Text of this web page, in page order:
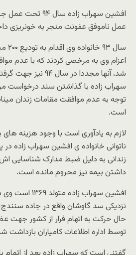
افشین سهراب زاده
عمل ناموفق عفونت منجر به خونریزی
اعزام وی به مرخصی کردند که با عدم
شد، آنها مجددا در
سهراب زاده با گذاشتن سند درخواست
توجه به عدم موافقت مقامات زندان
است.
لازم به یادآوری است با وجود هزینه های
ناتوانی خانواده ی افشین سهراب زاده
زندانی به دلیل ضبط مدارک شناسایی
داشتن بیمه نیز محروم مانده است.
نزدیکی سد گاوشان واقع در جاده
حال حرکت به اتهام فرار از کشور جهت
توسط اداره اطلاعات کامیاران بازداشت